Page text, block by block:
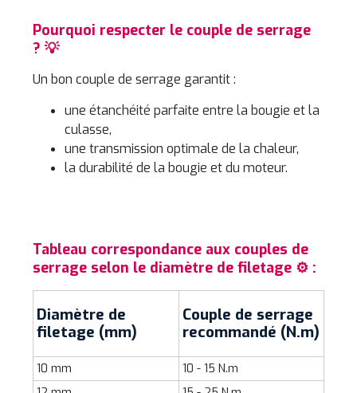
Pourquoi respecter le couple de serrage
? 💡
Un bon couple de serrage garantit :
une étanchéité parfaite entre la bougie et la
culasse,
une transmission optimale de la chaleur,
la durabilité de la bougie et du moteur.
Tableau correspondance aux couples de
serrage selon le diamètre de filetage ⚙️ :
Diamètre de
filetage (mm)
Couple de serrage
recommandé (N.m)
10 mm
10 - 15 N.m